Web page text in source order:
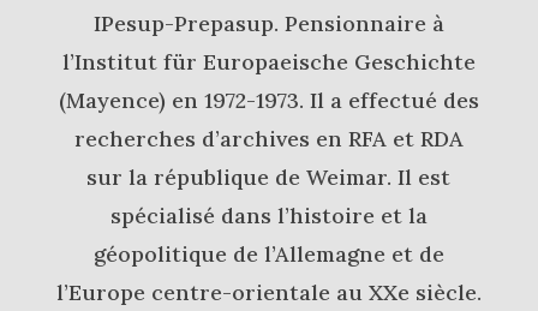
IPesup-Prepasup. Pensionnaire à
l’Institut für Europaeische Geschichte
(Mayence) en 1972-1973. Il a effectué des
recherches d’archives en RFA et RDA
sur la république de Weimar. Il est
spécialisé dans l’histoire et la
géopolitique de l’Allemagne et de
l’Europe centre-orientale au XXe siècle.